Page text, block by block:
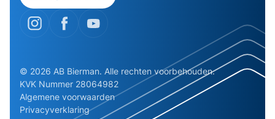
© 2026 AB Bierman. Alle rechten voorbehouden.
KVK Nummer 28064982
Algemene voorwaarden
Privacyverklaring